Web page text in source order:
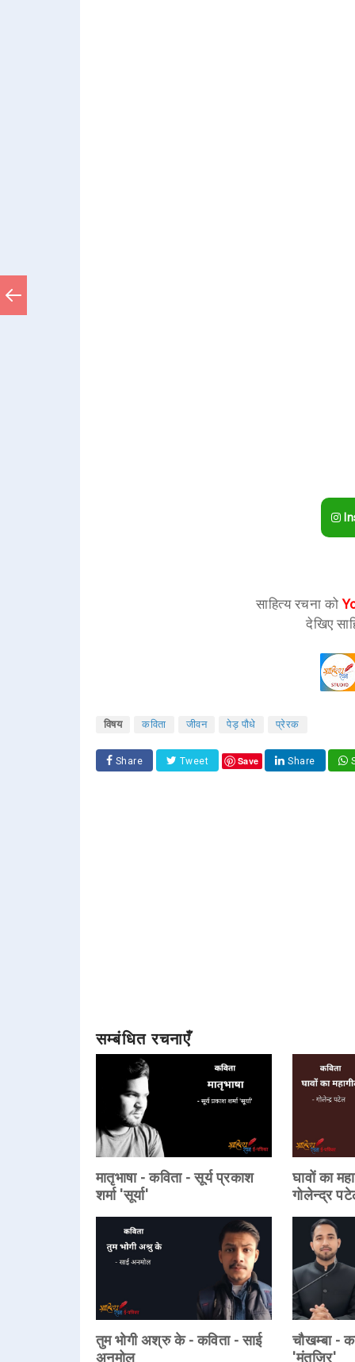
साहित्य रचना को
देखिए
विषय कविता जीवन पेड़ पौधे प्रेरक
Share Tweet Save Share
सम्बंधित रचनाएँ
मातृभाषा - कविता - सूर्य प्रकाश
शर्मा 'सूर्या'
घावों का
गोलेन्द्र
तुम भोगी अश्रु के - कविता - साई
अनमोल
चौखम्बा -
'मुंतज़िर'